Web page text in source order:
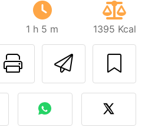
1 h 5 m 1395 Kcal
Invia
Stampa la
l'autore
foto di